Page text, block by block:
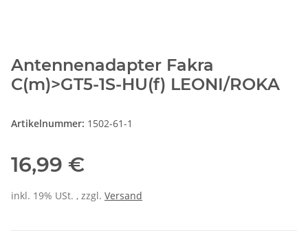
Antennenadapter Fakra
C(m)>GT5-1S-HU(f) LEONI/ROKA
Artikelnummer: 1502-61-1
16,99 €
inkl. 19% USt. , zzgl. Versand